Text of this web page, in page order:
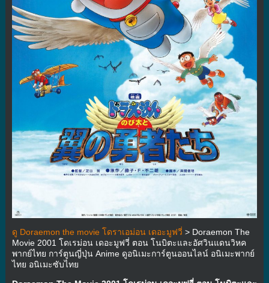
ดู Doraemon the movie โดราเอม่อน เดอะมูฟวี่ > Doraemon The
Movie 2001 โดเรม่อน เดอะมูฟวี่ ตอน โนบิตะและอัศวินแดนวิหค
พากย์ไทย การ์ตูนญี่ปุ่น Anime ดูอนิเมะการ์ตูนออนไลน์ อนิเมะพากย์
ไทย อนิเมะซับไทย